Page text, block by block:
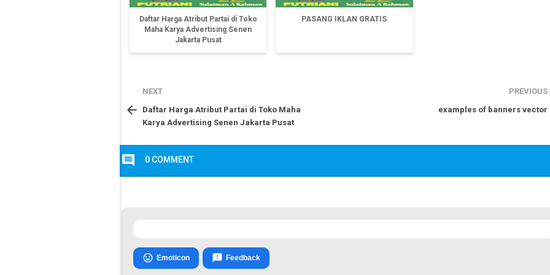
Daftar Harga Atribut Partai di Toko
Maha Karya Advertising Senen
Jakarta Pusat
PASANG IKLAN GRATIS

NEXT
Daftar Harga Atribut Partai di Toko Maha
Karya Advertising Senen Jakarta Pusat
PREVIOUS
examples of banners vector
comment 0 COMMENT
 Emoticon  Feedback